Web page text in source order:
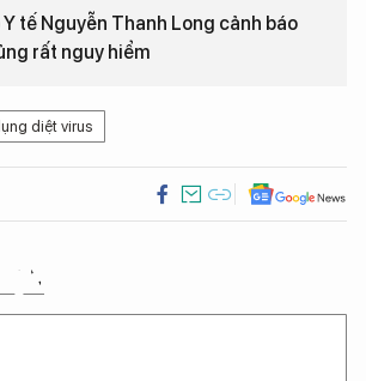
tế Nguyễn Thanh Long cảnh báo
rất nguy hiểm
diệt virus